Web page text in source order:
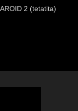
2 (tetatita)